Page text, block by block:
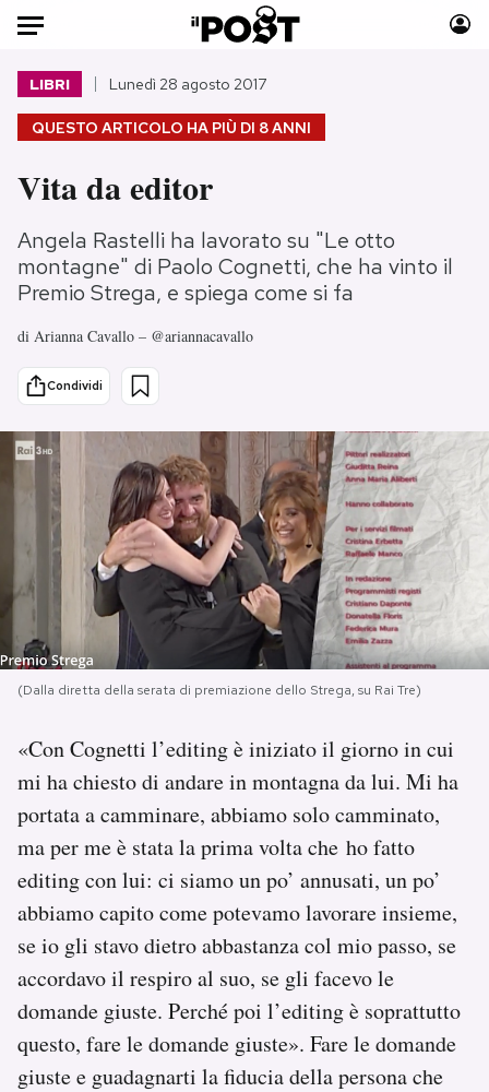
Auto
HOME
Italia
Politica
Tecnologia
Scienza
Cultura
Economia
Sport
Consumismi
Storie/Idee
Mondiali calcio 2026
PODCAST
NEWSLETTER
SHOP
CALENDARIO
AREA PERSONALE
Area Personale
Newsletter
Notifiche mobile
Regala il Post
Hai bisogno di aiuto?
Esci
QUESTO ARTICOLO HA PIÙ DI 8 ANNI
LIBRI Lunedì 28 agosto 2017
Vita da editor
Angela Rastelli ha lavorato su "Le otto
montagne" di Paolo Cognetti, che ha vinto il
Premio Strega, e spiega come si fa
di Arianna Cavallo – @ariannacavallo
Condividi
(Dalla diretta della serata di premiazione dello Strega, su Rai Tre)
«Con Cognetti l’editing è iniziato il giorno in cui
mi ha chiesto di andare in montagna da lui. Mi ha
portata a camminare, abbiamo solo camminato,
ma per me è stata la prima volta che ho fatto
editing con lui: ci siamo un po’ annusati, un po’
abbiamo capito come potevamo lavorare insieme,
se io gli stavo dietro abbastanza col mio passo, se
accordavo il respiro al suo, se gli facevo le
domande giuste. Perché poi l’editing è soprattutto
questo, fare le domande giuste». Fare le domande
giuste e guadagnarti la fiducia della persona che